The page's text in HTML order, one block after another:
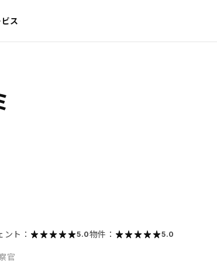
ス
ト： 5.0物件： 5.0
官